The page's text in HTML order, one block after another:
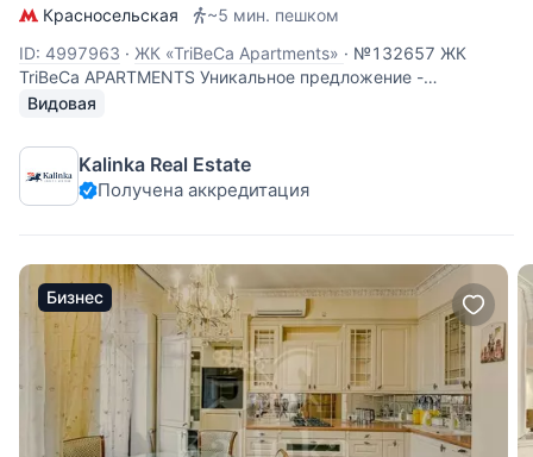
Красносельская
~5 мин. пешком
ID: 4997963 · ЖК «TriBeCa Apartments» · №132657 ЖК
TriBeCa APARTMENTS Уникальное предложение -
апартаменты с высотой потолка и окна 6 метров!!!
площадью 91 кв.м. с дизайнерским ремонтом и полным
оснащением дорогой техникой и мебелью в
Видовая
Kalinka Real Estate
Получена аккредитация
Бизнес